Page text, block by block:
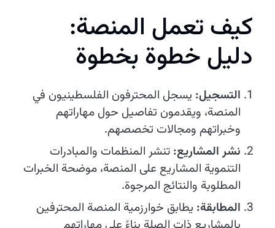
كيف تعمل المنصة:
دليل خطوة بخطوة
التسجيل: يسجل المحترفون الفلسطينيون في
المنصة، ويقدمون تفاصيل حول مهاراتهم
وخبراتهم ومجالات تخصصهم.
نشر المشاريع: تنشر المنظمات والمبادرات
التنموية المشاريع على المنصة، موضحة الخبرات
المطلوبة والنتائج المرجوة.
المطابقة: يطابق خوارزمية المنصة المحترفين